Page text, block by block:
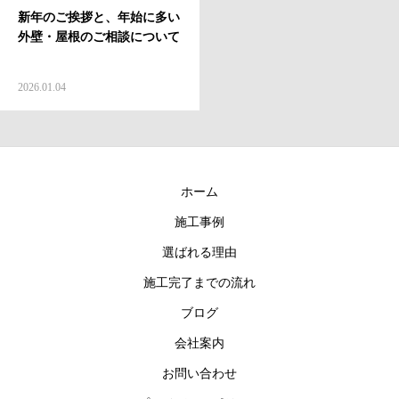
新年のご挨拶と、年始に多い
外壁・屋根のご相談について
2026.01.04
ホーム
施工事例
選ばれる理由
施工完了までの流れ
ブログ
会社案内
お問い合わせ
お問い合わせ